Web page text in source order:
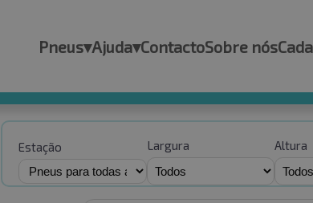
Pneus▾Ajuda▾ContactoSobre nós
Estação Largura Altura